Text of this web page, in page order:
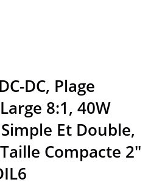
DC, Plage
8:1, 40W
Et Double,
Compacte 2"